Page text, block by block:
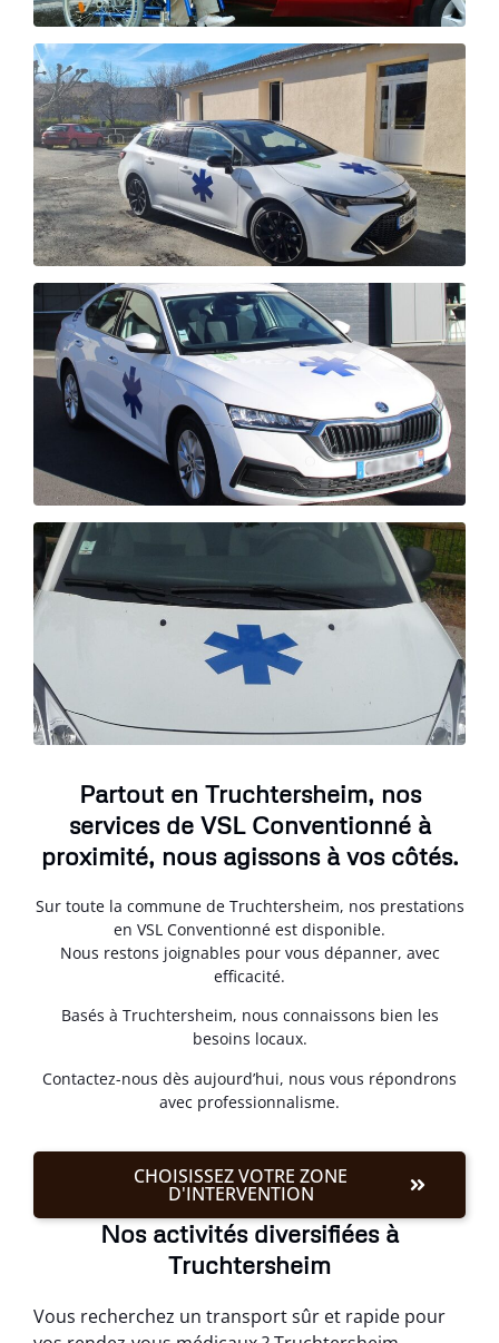
Partout en Truchtersheim, nos
services de VSL Conventionné à
proximité, nous agissons à vos côtés.
Sur toute la commune de Truchtersheim, nos prestations
en VSL Conventionné est disponible.
Nous restons joignables pour vous dépanner, avec
efficacité.
Basés à Truchtersheim, nous connaissons bien les
besoins locaux.
Contactez-nous dès aujourd’hui, nous vous répondrons
avec professionnalisme.
CHOISISSEZ VOTRE ZONE
D'INTERVENTION
Nos activités diversifiées à
Truchtersheim
Vous recherchez un transport sûr et rapide pour